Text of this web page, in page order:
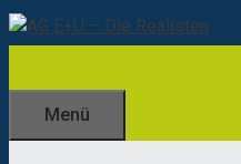
Zum
Inhalt
Menü